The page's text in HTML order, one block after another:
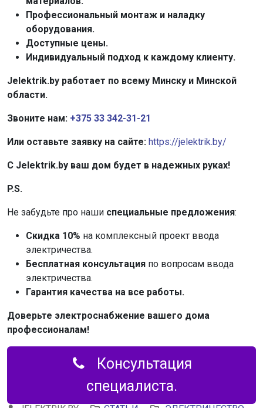
Профессиональный монтаж и наладку
оборудования.
Доступные цены.
Индивидуальный подход к каждому клиенту.
Jelektrik.by работает по всему Минску и Минской
области.
Звоните нам: +375 33 342-31-21
Или оставьте заявку на сайте: https://jelektrik.by/
С Jelektrik.by ваш дом будет в надежных руках!
P.S.
Не забудьте про наши специальные предложения:
Скидка 10% на комплексный проект ввода
электричества.
Бесплатная консультация по вопросам ввода
электричества.
Гарантия качества на все работы.
Доверьте электроснабжение вашего дома
профессионалам!
Консультация
специалиста.